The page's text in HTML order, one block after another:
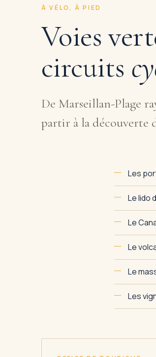
À VÉLO, À PIED
Voies
circuits
De Marseillan-Plage
partir à la découverte
Les
Le lido
Le
Le
Le
Les